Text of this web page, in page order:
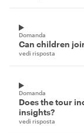
Domanda
Can children
vedi risposta
Domanda
Does the tour
insights?
vedi risposta